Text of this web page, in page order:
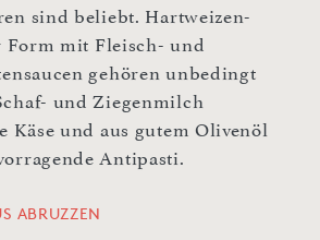
sind beliebt. Hartweizen-
Form mit Fleisch- und
gehören unbedingt
und Ziegenmilch
Käse und aus gutem Olivenöl
Antipasti.
ABRUZZEN